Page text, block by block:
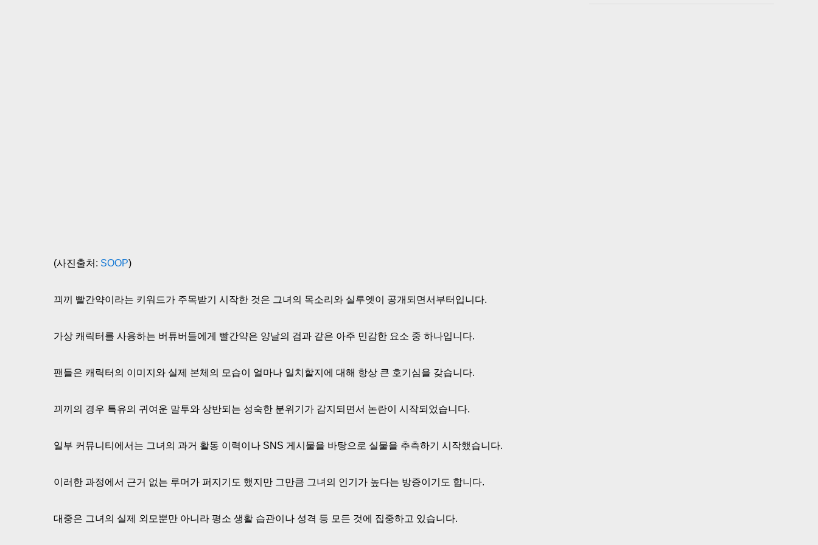
(사진출처: SOOP)
끠끼 빨간약이라는 키워드가 주목받기 시작한 것은 그녀의 목소리와 실루엣이 공개되면서부터입니다.
가상 캐릭터를 사용하는 버튜버들에게 빨간약은 양날의 검과 같은 아주 민감한 요소 중 하나입니다.
팬들은 캐릭터의 이미지와 실제 본체의 모습이 얼마나 일치할지에 대해 항상 큰 호기심을 갖습니다.
끠끼의 경우 특유의 귀여운 말투와 상반되는 성숙한 분위기가 감지되면서 논란이 시작되었습니다.
일부 커뮤니티에서는 그녀의 과거 활동 이력이나 SNS 게시물을 바탕으로 실물을 추측하기 시작했습니다.
이러한 과정에서 근거 없는 루머가 퍼지기도 했지만 그만큼 그녀의 인기가 높다는 방증이기도 합니다.
대중은 그녀의 실제 외모뿐만 아니라 평소 생활 습관이나 성격 등 모든 것에 집중하고 있습니다.